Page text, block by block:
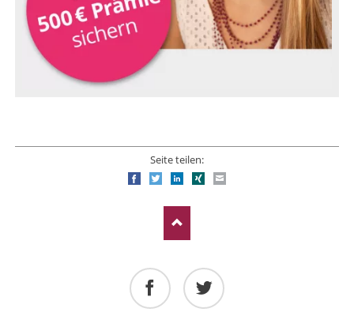
Seite teilen:
FacebookTwitterLinkedIn
Xing